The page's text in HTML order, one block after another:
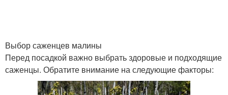
Выбор саженцев малины
Перед посадкой важно выбрать здоровые и подходящие
саженцы. Обратите внимание на следующие факторы: